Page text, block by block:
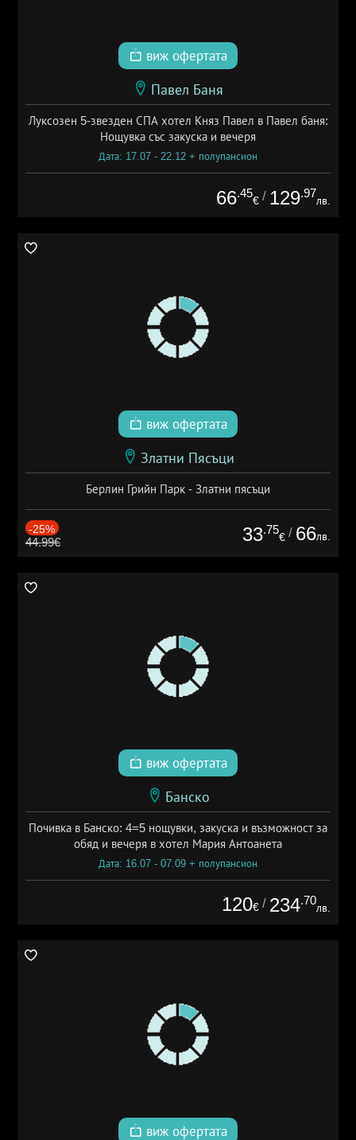
виж офертата
Павел Баня
Луксозен 5-звезден СПА хотел Княз Павел в Павел баня:
Нощувка със закуска и вечеря
Дата: 17.07 - 22.12 + полупансион
66.45
€ / 129.97
лв.
виж офертата
Златни Пясъци
Берлин Грийн Парк - Златни пясъци
-25%
44.99€ 33.75
€ / 66лв.
виж офертата
Банско
Почивка в Банско: 4=5 нощувки, закуска и възможност за
обяд и вечеря в хотел Мария Антоанета
Дата: 16.07 - 07.09 + полупансион
120€ / 234.70
лв.
виж офертата